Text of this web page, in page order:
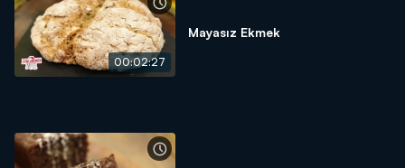
00:02:27
Mayasız Ekmek